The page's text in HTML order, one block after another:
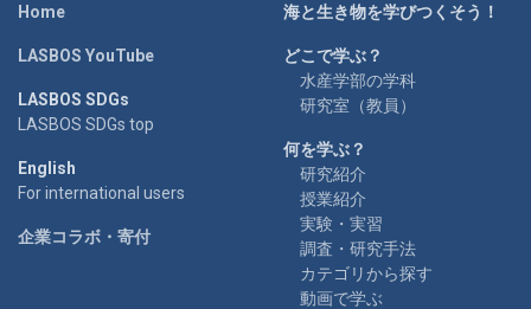
Home
LASBOS YouTube
LASBOS SDGs
LASBOS SDGs top
English
For international users
企業コラボ・寄付
海と生き物を学びつくそう！
どこで学ぶ？
水産学部の学科
研究室（教員）
何を学ぶ？
研究紹介
授業紹介
実験・実習
調査・研究手法
カテゴリから探す
動画で学ぶ